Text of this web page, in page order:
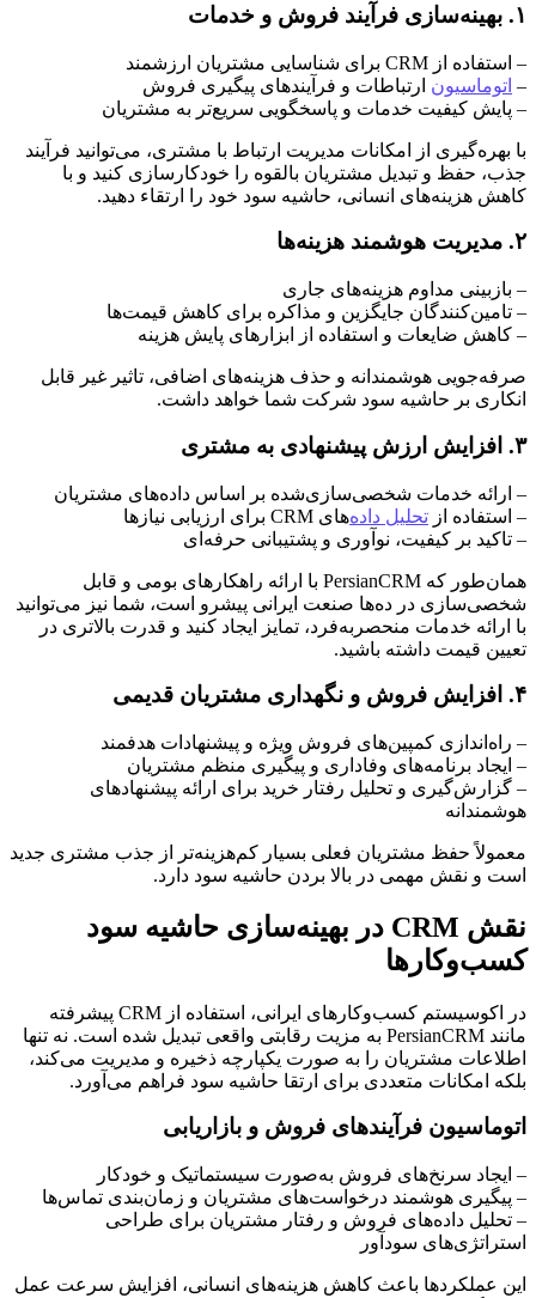
۱. بهینه‌سازی فرآیند فروش و خدمات
– استفاده از CRM برای شناسایی مشتریان ارزشمند
– اتوماسیون ارتباطات و فرآیندهای پیگیری فروش
– پایش کیفیت خدمات و پاسخگویی سریع‌تر به مشتریان
با بهره‌گیری از امکانات مدیریت ارتباط با مشتری، می‌توانید فرآیند
جذب، حفظ و تبدیل مشتریان بالقوه را خودکارسازی کنید و با
کاهش هزینه‌های انسانی، حاشیه سود خود را ارتقاء دهید.
۲. مدیریت هوشمند هزینه‌ها
– بازبینی مداوم هزینه‌های جاری
– تامین‌کنندگان جایگزین و مذاکره برای کاهش قیمت‌ها
– کاهش ضایعات و استفاده از ابزارهای پایش هزینه
صرفه‌جویی هوشمندانه و حذف هزینه‌های اضافی، تاثیر غیر قابل
انکاری بر حاشیه سود شرکت شما خواهد داشت.
۳. افزایش ارزش پیشنهادی به مشتری
– ارائه خدمات شخصی‌سازی‌شده بر اساس داده‌های مشتریان
– استفاده از تحلیل داده‌های CRM برای ارزیابی نیازها
– تاکید بر کیفیت، نوآوری و پشتیبانی حرفه‌ای
همان‌طور که PersianCRM با ارائه راهکارهای بومی و قابل
شخصی‌سازی در ده‌ها صنعت ایرانی پیشرو است، شما نیز می‌توانید
با ارائه خدمات منحصربه‌فرد، تمایز ایجاد کنید و قدرت بالاتری در
تعیین قیمت داشته باشید.
۴. افزایش فروش و نگهداری مشتریان قدیمی
– راه‌اندازی کمپین‌های فروش ویژه و پیشنهادات هدفمند
– ایجاد برنامه‌های وفاداری و پیگیری منظم مشتریان
– گزارش‌گیری و تحلیل رفتار خرید برای ارائه پیشنهادهای
هوشمندانه
معمولاً حفظ مشتریان فعلی بسیار کم‌هزینه‌تر از جذب مشتری جدید
است و نقش مهمی در بالا بردن حاشیه سود دارد.
نقش CRM در بهینه‌سازی حاشیه سود
کسب‌وکارها
در اکوسیستم کسب‌وکارهای ایرانی، استفاده از CRM پیشرفته
مانند PersianCRM به مزیت رقابتی واقعی تبدیل شده است. نه تنها
اطلاعات مشتریان را به صورت یکپارچه ذخیره و مدیریت می‌کند،
بلکه امکانات متعددی برای ارتقا حاشیه سود فراهم می‌آورد.
اتوماسیون فرآیندهای فروش و بازاریابی
– ایجاد سرنخ‌های فروش به‌صورت سیستماتیک و خودکار
– پیگیری هوشمند درخواست‌های مشتریان و زمان‌بندی تماس‌ها
– تحلیل داده‌های فروش و رفتار مشتریان برای طراحی
استراتژی‌های سودآور
این عملکردها باعث کاهش هزینه‌های انسانی، افزایش سرعت عمل